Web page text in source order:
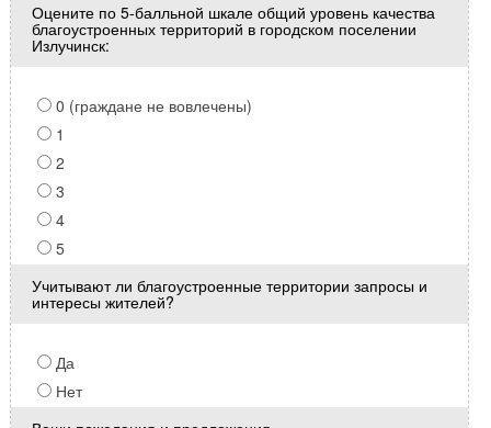
Оцените по 5-балльной шкале общий уровень качества
благоустроенных территорий в городском поселении
Излучинск:
0 (граждане не вовлечены)
1
2
3
4
5
Учитывают ли благоустроенные территории запросы и
интересы жителей?
Да
Нет